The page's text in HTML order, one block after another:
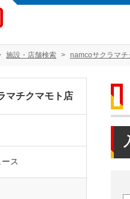
施設・店舗検索 namcoサクラマチ
マチクマモト店
ス